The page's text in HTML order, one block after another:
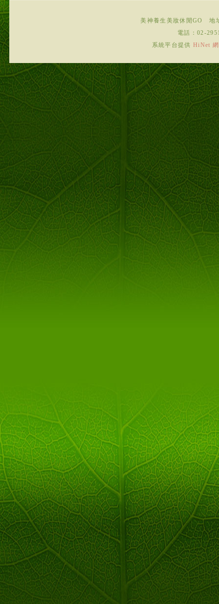
美神養生美妝休閒GO
地
電話： 02-
系統平台提供HiNet